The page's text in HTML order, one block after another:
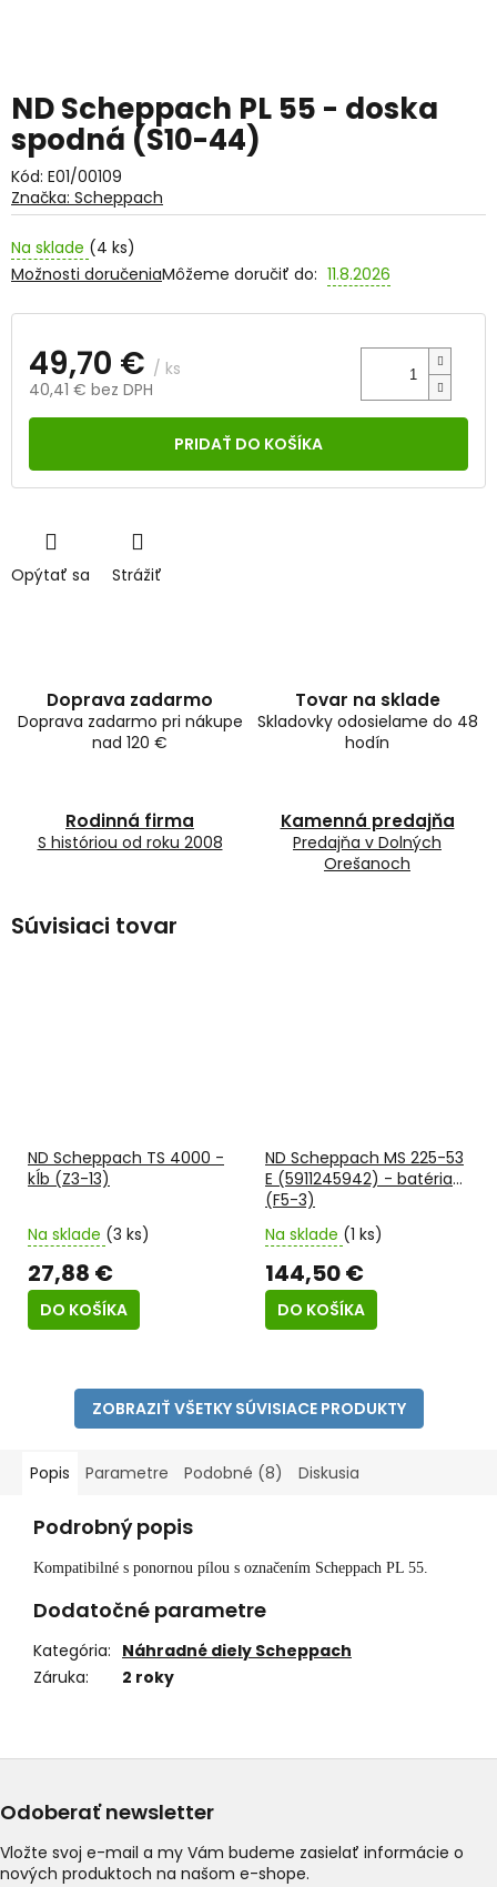
ND Scheppach PL 55 - doska
spodná (S10-44)
Kód: E01/00109
Na sklade (4 ks)
Môžeme doručiť do: 11.8.2026
Možnosti doručenia
49,70 € / ks
40,41 € bez DPH
Jednotková
PRIDAŤ DO KOŠÍKA
Opýtať sa Strážiť
Značka: Scheppach
Doprava zadarmo
Doprava zadarmo pri nákupe
nad 120 €
Tovar na sklade
Skladovky odosielame do 48
hodín
Rodinná firma
S históriou od roku 2008
Kamenná predajňa
Predajňa v Dolných
Orešanoch
Súvisiaci tovar
ND Scheppach TS 4000 -
kĺb (Z3-13)
Na sklade (3 ks)
27,88 €
DO KOŠÍKA
ND Scheppach MS 225-53
E (5911245942) - batéria
(F5-3)
Na sklade (1 ks)
144,50 €
DO KOŠÍKA
ZOBRAZIŤ VŠETKY SÚVISIACE PRODUKTY
Popis Parametre Podobné (8) Diskusia
Podrobný popis
Kompatibilné s ponornou pílou s označením Scheppach PL 55.
Dodatočné parametre
Kategória: Náhradné diely Scheppach
Záruka: 2 roky
Odoberať newsletter
Vložte svoj e-mail a my Vám budeme zasielať informácie o
nových produktoch na našom e-shope.